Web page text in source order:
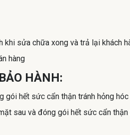
sửa chữa xong và trả lại khách
hàng
HÀNH:
hết sức cẩn thận tránh hỏng hóc
sau và đóng gói hết sức cẩn